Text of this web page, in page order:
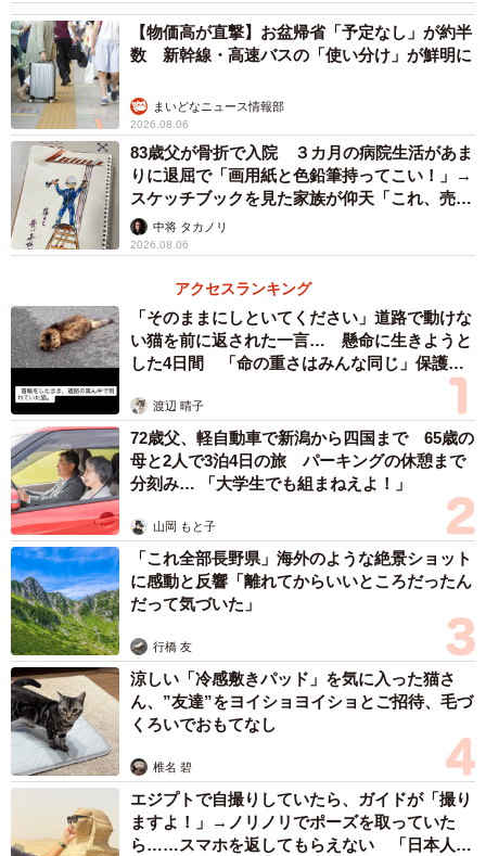
で入っていました。
このお母さんは、その姿が全国に配信されているとは知ら
ないのではないでしょうか。
性別を隠してプレーすることもありますね…（mapo/stock.adobe.com）
脅しやいじめに発展することにも？
身バレで脅しやいじめに発展する例もあります。
例えば、お互いを知っている場合、ゲームのボイスチャッ
トで、「あいつはあの中学のダレソレだ」とか「あいつの
住所はドコソコ」と晒したりする嫌がらせがあります。
では、ゲームで出会って、お互いが知らない場合は、特に
問題ないのでしょうか。現実社会（リアル）では、あまり
強い性格ではないけど、ゲームが上手くてゲームの中では
攻撃的な子どももいます。その子がゲーム内で様々なトラ
ブルを起こしている時に、親が本名で呼んだことにより、
【物価高が直撃】お盆帰省「予定なし」が約半
数 新幹線・高速バスの「使い分け」が鮮明に
まいどなニュース情報部
2026.08.06
83歳父が骨折で入院 ３カ月の病院生活があま
りに退屈で「画用紙と色鉛筆持ってこい！」→
スケッチブックを見た家族が仰天「これ、売れ
ますよ…」
中将 タカノリ
2026.08.06
アクセスランキング
「そのままにしといてください」道路で動けな
い猫を前に返された一言… 懸命に生きようと
した4日間 「命の重さはみんな同じ」保護団
渡辺 晴子
72歳父、軽自動車で新潟から四国まで 65歳の
母と2人で3泊4日の旅 パーキングの休憩まで
分刻み… 「大学生でも組まねえよ！」
山岡 もと子
「これ全部長野県」海外のような絶景ショット
に感動と反響「離れてからいいところだったん
だって気づいた」
行橋 友
涼しい「冷感敷きパッド」を気に入った猫さ
ん、”友達”をヨイショヨイショとご招待、毛づ
くろいでおもてなし
椎名 碧
エジプトで自撮りしていたら、ガイドが「撮り
ますよ！」→ノリノリでポーズを取っていた
ら……スマホを返してもらえない 「日本人は